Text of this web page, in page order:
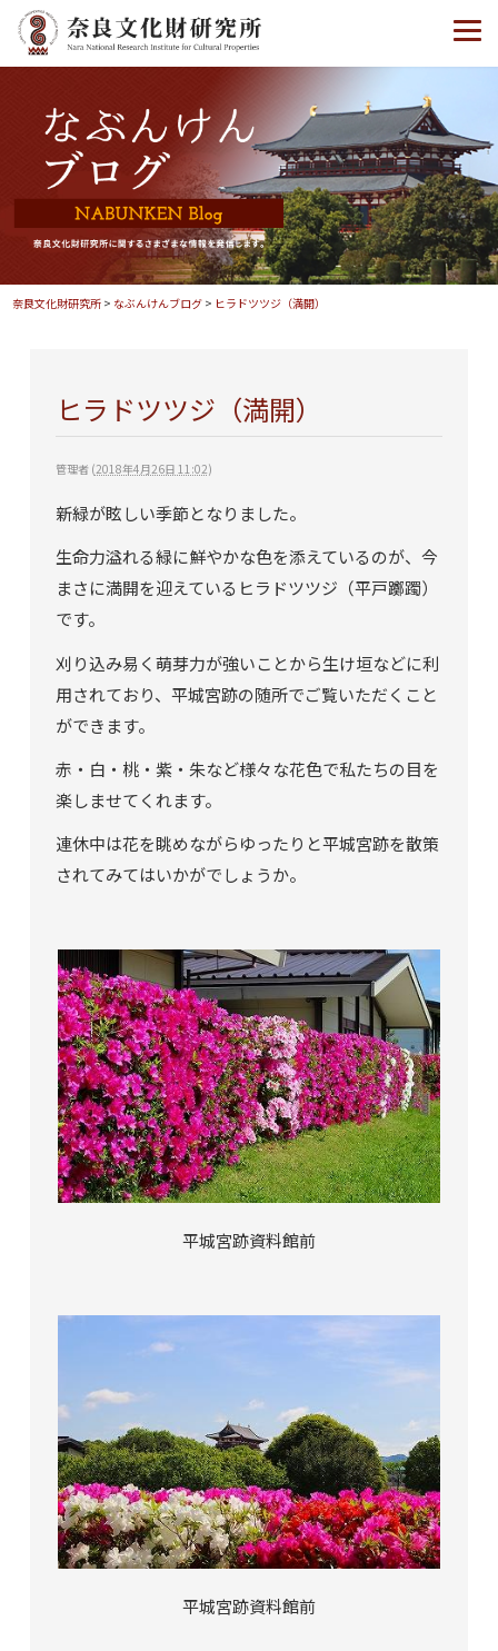
奈良文化財研究所 > なぶんけんブログ > ヒラドツツジ（満開）
ヒラドツツジ（満開）
管理者(2018年4月26日 11:02)
新緑が眩しい季節となりました。
生命力溢れる緑に鮮やかな色を添えているのが、今
まさに満開を迎えているヒラドツツジ（平戸躑躅）
です。
刈り込み易く萌芽力が強いことから生け垣などに利
用されており、平城宮跡の随所でご覧いただくこと
ができます。
赤・白・桃・紫・朱など様々な花色で私たちの目を
楽しませてくれます。
連休中は花を眺めながらゆったりと平城宮跡を散策
されてみてはいかがでしょうか。
平城宮跡資料館前
平城宮跡資料館前